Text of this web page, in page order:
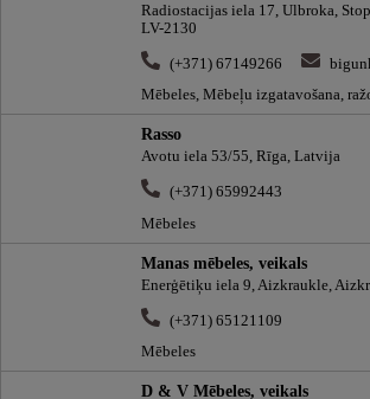
Radiostacijas iela 17, Ulbroka,
LV-2130
(+371) 67149266
Mēbeles, Mēbeļu izgatavošana,
Rasso
Avotu iela 53/55, Rīga, Latvija
(+371) 65992443
Mēbeles
Manas mēbeles, veikals
Enerģētiķu iela 9, Aizkraukle,
(+371) 65121109
Mēbeles
D & V Mēbeles, veikals